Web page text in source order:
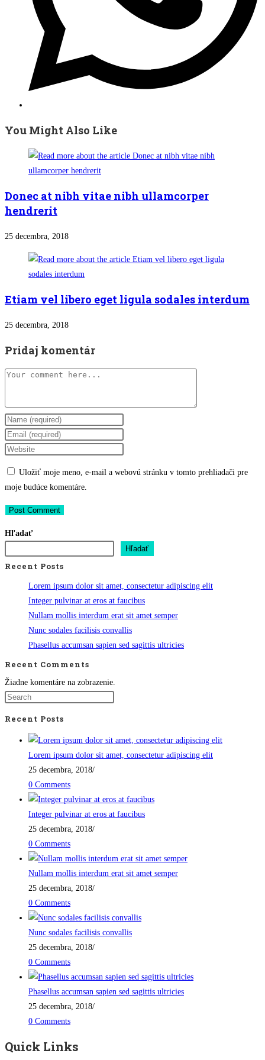
You Might Also Like
Donec at nibh vitae nibh ullamcorper
hendrerit
25 decembra, 2018
Etiam vel libero eget ligula sodales interdum
25 decembra, 2018
Pridaj komentár
Comment
Enter
your
name
username
to
comment
Enter
your
address
to
comment
Enter
website
URL
(optional)
Uložiť moje meno, e-mail a webovú stránku v tomto prehliadači pre
moje budúce komentáre.
Hľadať
Hľadať
Recent Posts
Lorem ipsum dolor sit amet, consectetur adipiscing elit
Integer pulvinar at eros at faucibus
Nullam mollis interdum erat sit amet semper
Nunc sodales facilisis convallis
Phasellus accumsan sapien sed sagittis ultricies
Recent Comments
Žiadne komentáre na zobrazenie.
Recent Posts
Lorem ipsum dolor sit amet, consectetur adipiscing elit
25 decembra, 2018/
0 Comments
Integer pulvinar at eros at faucibus
25 decembra, 2018/
0 Comments
Nullam mollis interdum erat sit amet semper
25 decembra, 2018/
0 Comments
Nunc sodales facilisis convallis
25 decembra, 2018/
0 Comments
Phasellus accumsan sapien sed sagittis ultricies
25 decembra, 2018/
0 Comments
Quick Links